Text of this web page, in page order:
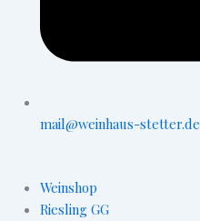
mail@weinhaus-stetter.de
Weinshop
Riesling GG